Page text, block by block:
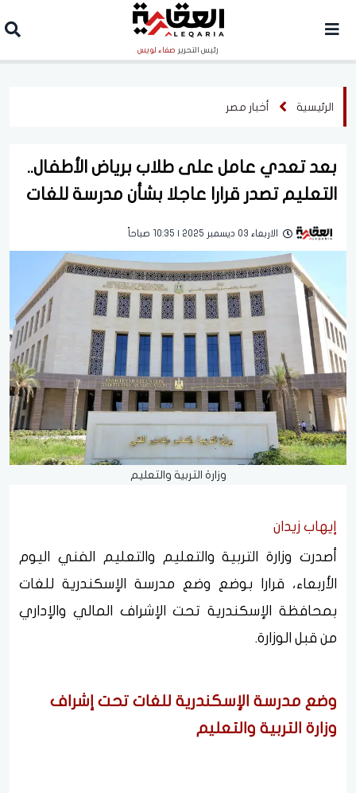
رئيس التحرير صفاء لويس
الرئيسية أخبار مصر
بعد تعدي عامل على طلاب برياض الأطفال..
التعليم تصدر قرارا عاجلا بشأن مدرسة للغات
الاربعاء 03 ديسمبر 2025 | 10:35 صباحاً
وزارة التربية والتعليم
إيهاب زيدان
أصدرت وزارة التربية والتعليم والتعليم الفني اليوم
الأربعاء، قرارا بوضع وضع مدرسة الإسكندرية للغات
بمحافظة الإسكندرية تحت الإشراف المالي والإداري
من قبل الوزارة.
وضع مدرسة الإسكندرية للغات تحت إشراف
وزارة التربية والتعليم